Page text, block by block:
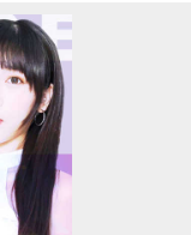
時練核心、臀腿
。